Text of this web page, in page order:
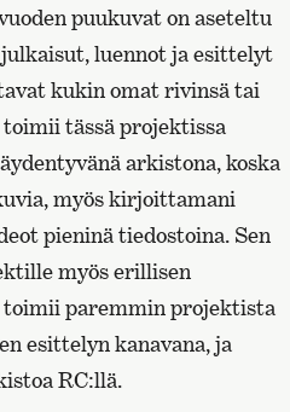
puukuvat on aseteltu
luennot ja esittelyt
kukin omat rivinsä tai
toimii tässä projektissa
arkistona, koska
myös kirjoittamani
pieninä tiedostoina. Sen
myös erillisen
toimii paremmin projektista
esittelyn kanavana, ja
RC:llä.